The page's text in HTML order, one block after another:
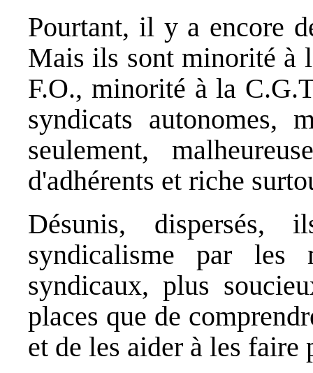
Pourtant, il y a encore
Mais ils sont minorité à
F.O., minorité à la
syndicats autonomes,
seulement,
d'adhérents et riche
Désunis,
syndicalisme par les
syndicaux, plus
places que de
et de les aider à les faire